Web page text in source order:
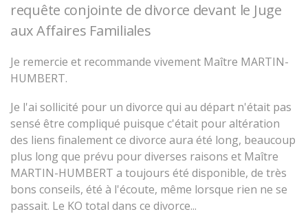
requête conjointe de divorce devant le Juge
aux Affaires Familiales
Je remercie et recommande vivement Maître MARTIN-
HUMBERT.
Je l'ai sollicité pour un divorce qui au départ n'était pas
sensé être compliqué puisque c'était pour altération
des liens finalement ce divorce aura été long, beaucoup
plus long que prévu pour diverses raisons et Maître
MARTIN-HUMBERT a toujours été disponible, de très
bons conseils, été à l'écoute, même lorsque rien ne se
passait. Le KO total dans ce divorce...